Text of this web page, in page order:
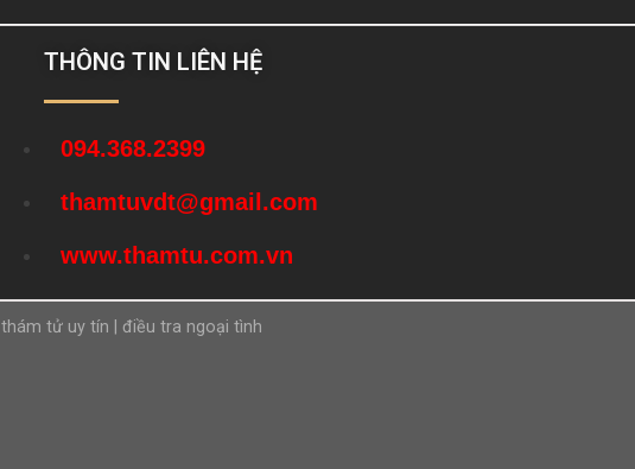
THÔNG TIN LIÊN HỆ
094.368.2399
thamtuvdt@gmail.com
www.thamtu.com.vn
thám tử uy tín điều tra ngoại tình